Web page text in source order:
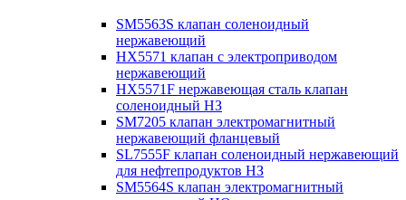
SM5563S клапан соленоидный
нержавеющий
HX5571 клапан с электроприводом
нержавеющий
HX5571F нержавеющая сталь клапан
соленоидный НЗ
SM7205 клапан электромагнитный
нержавеющий фланцевый
SL7555F клапан соленоидный нержавеющий
для нефтепродуктов НЗ
SM5564S клапан электромагнитный